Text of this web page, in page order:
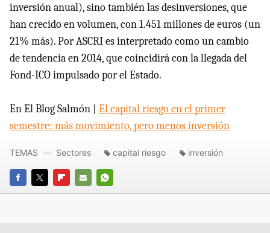
inversión anual), sino también las desinversiones, que
han crecido en volumen, con 1.451 millones de euros (un
21% más). Por ASCRI es interpretado como un cambio
de tendencia en 2014, que coincidirá con la llegada del
Fond-ICO impulsado por el Estado.
En El Blog Salmón | El capital riesgo en el primer
semestre: más movimiento, pero menos inversión
FACEBOOK
TWITTERFLIPBOARD
E-
WHATSAPP
TEMAS Sectores capital riesgo inversión